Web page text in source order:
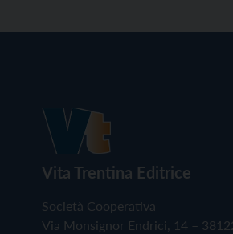
Vita Trentina Editrice
Società Cooperativa
Via Monsignor Endrici, 14 –